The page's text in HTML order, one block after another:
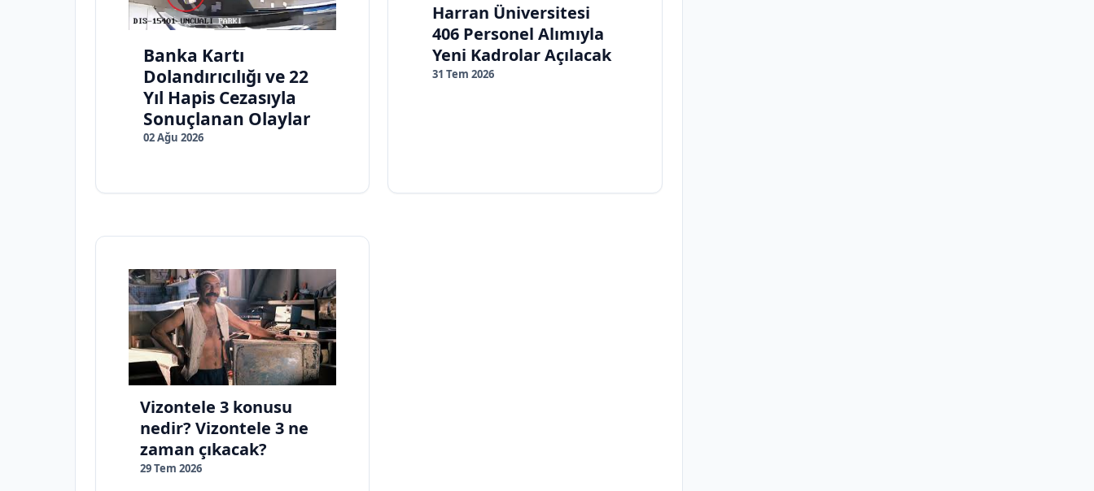
Banka Kartı
Dolandırıcılığı ve 22
Yıl Hapis Cezasıyla
Sonuçlanan Olaylar
02 Ağu 2026
Harran Üniversitesi
406 Personel Alımıyla
Yeni Kadrolar Açılacak
31 Tem 2026
Vizontele 3 konusu
nedir? Vizontele 3 ne
zaman çıkacak?
29 Tem 2026